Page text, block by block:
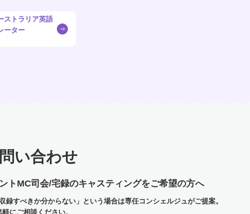
ストラリア英語
ーター
い合わせ
トMC司会/宅録のキャスティングをご希望の方へ
録すべきか分からない」という場合は専任コンシェルジュがご提案。
軽にご相談ください。